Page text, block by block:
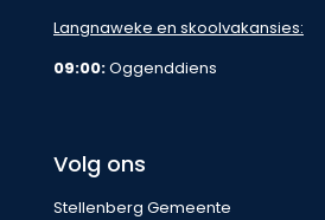
Langnaweke en skoolvakansies:
09:00:Oggenddiens
Volg ons
Stellenberg Gemeente